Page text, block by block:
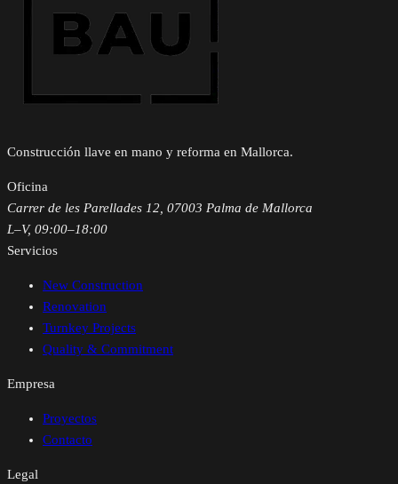
Construcción llave en mano y reforma en Mallorca.
Oficina
Carrer de les Parellades 12, 07003 Palma de Mallorca
L–V, 09:00–18:00
Servicios
New Construction
Renovation
Turnkey Projects
Quality & Commitment
Empresa
Proyectos
Contacto
Legal